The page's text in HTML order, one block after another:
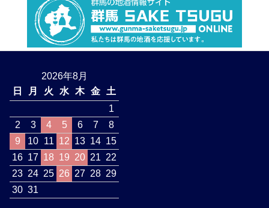
2026年8月
日
月 火 水 木 金
土
1
2
3 4 5 6 7
8
9
10 11 12 13 14 15
16 17 18 19 20 21 22
23 24 25 26 27 28 29
30 31